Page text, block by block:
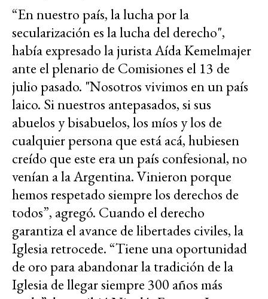
“En nuestro país, la lucha por la
secularización es la lucha del derecho",
había expresado la jurista Aída Kemelmajer
ante el plenario de Comisiones el 13 de
julio pasado. "Nosotros vivimos en un país
laico. Si nuestros antepasados, si sus
abuelos y bisabuelos, los míos y los de
cualquier persona que está acá, hubiesen
creído que este era un país confesional, no
venían a la Argentina. Vinieron porque
hemos respetado siempre los derechos de
todos”, agregó. Cuando el derecho
garantiza el avance de libertades civiles, la
Iglesia retrocede. “Tiene una oportunidad
de oro para abandonar la tradición de la
Iglesia de llegar siempre 300 años más